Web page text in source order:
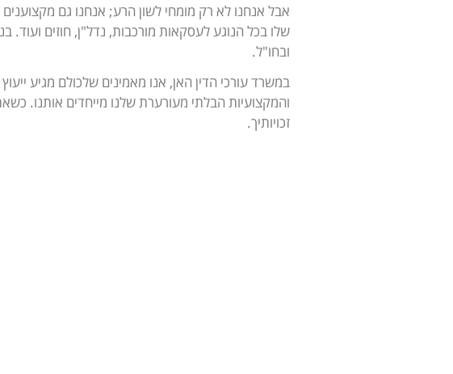
אבל אנחנו לא רק מומחי לשון הרע; אנחנו גם
שלו בכל הנוגע לעסקאות מורכבות, נדל"ן, חוזים ועוד.
ובחו"ל.
במשרד עורכי הדין האן, אנו מאמינים שלכולם מגיע
והמקצועיות הבלתי מעורערת שלנו מייחדים אותנו.
זכויותיך.